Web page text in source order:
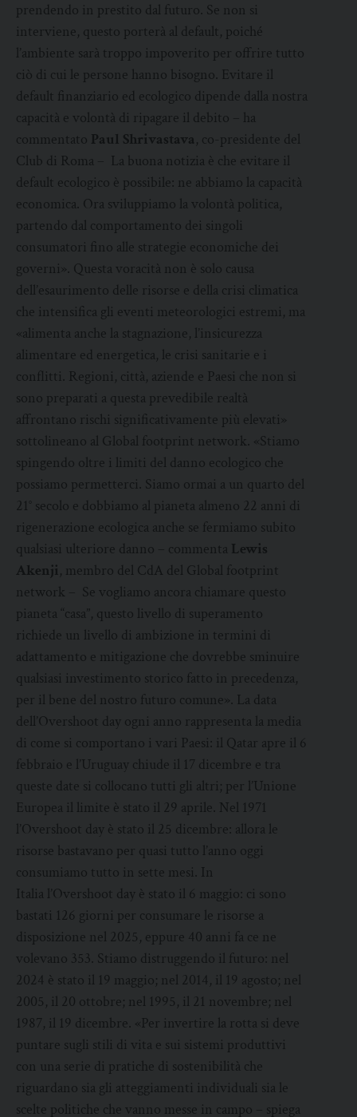
prendendo in prestito dal futuro. Se non si
interviene, questo porterà al default, poiché
l’ambiente sarà troppo impoverito per offrire tutto
ciò di cui le persone hanno bisogno. Evitare il
default finanziario ed ecologico dipende dalla nostra
capacità e volontà di ripagare il debito – ha
commentato Paul Shrivastava, co-presidente del
Club di Roma – La buona notizia è che evitare il
default ecologico è possibile: ne abbiamo la capacità
economica. Ora sviluppiamo la volontà politica,
partendo dal comportamento dei singoli
consumatori fino alle strategie economiche dei
governi». Questa voracità non è solo causa
dell’esaurimento delle risorse e della crisi climatica
che intensifica gli eventi meteorologici estremi, ma
«alimenta anche la stagnazione, l’insicurezza
alimentare ed energetica, le crisi sanitarie e i
conflitti. Regioni, città, aziende e Paesi che non si
sono preparati a questa prevedibile realtà
affrontano rischi significativamente più elevati»
sottolineano al Global footprint network. «Stiamo
spingendo oltre i limiti del danno ecologico che
possiamo permetterci. Siamo ormai a un quarto del
21° secolo e dobbiamo al pianeta almeno 22 anni di
rigenerazione ecologica anche se fermiamo subito
qualsiasi ulteriore danno – commenta Lewis
Akenji, membro del CdA del Global footprint
network – Se vogliamo ancora chiamare questo
pianeta “casa”, questo livello di superamento
richiede un livello di ambizione in termini di
adattamento e mitigazione che dovrebbe sminuire
qualsiasi investimento storico fatto in precedenza,
per il bene del nostro futuro comune». La data
dell’Overshoot day ogni anno rappresenta la media
di come si comportano i vari Paesi: il Qatar apre il 6
febbraio e l’Uruguay chiude il 17 dicembre e tra
queste date si collocano tutti gli altri; per l’Unione
Europea il limite è stato il 29 aprile. Nel 1971
l’Overshoot day è stato il 25 dicembre: allora le
risorse bastavano per quasi tutto l’anno oggi
consumiamo tutto in sette mesi. In
Italia l’Overshoot day è stato il 6 maggio: ci sono
bastati 126 giorni per consumare le risorse a
disposizione nel 2025, eppure 40 anni fa ce ne
volevano 353. Stiamo distruggendo il futuro: nel
2024 è stato il 19 maggio; nel 2014, il 19 agosto; nel
2005, il 20 ottobre; nel 1995, il 21 novembre; nel
1987, il 19 dicembre. «Per invertire la rotta si deve
puntare sugli stili di vita e sui sistemi produttivi
con una serie di pratiche di sostenibilità che
riguardano sia gli atteggiamenti individuali sia le
scelte politiche che vanno messe in campo – spiega